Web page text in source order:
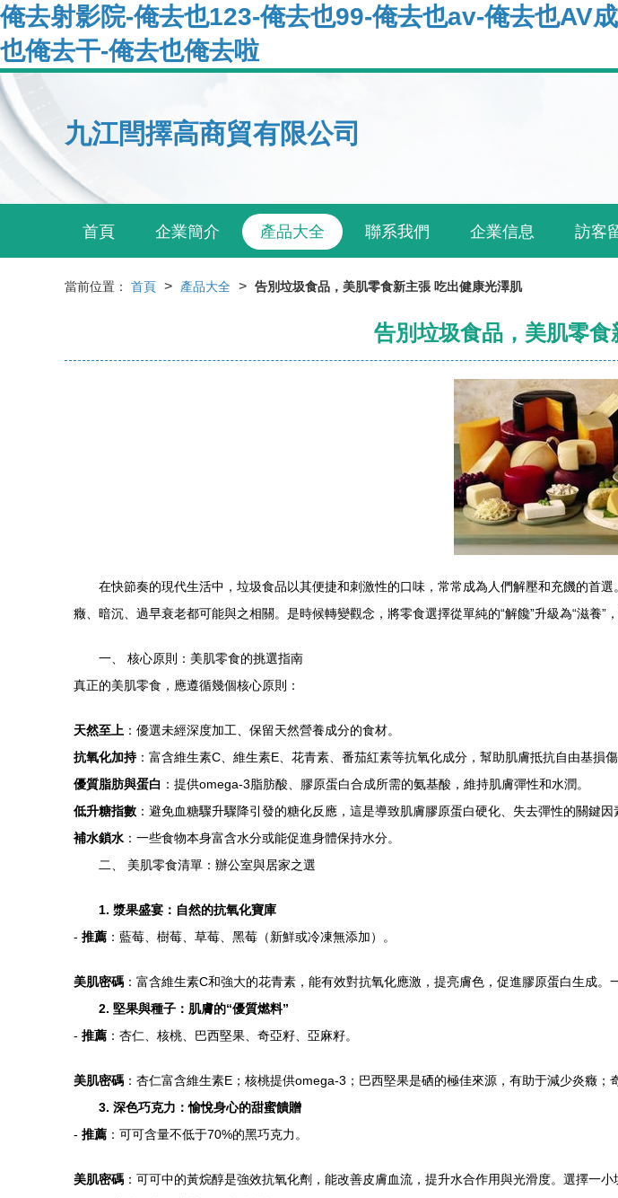
俺去射影院-俺去也123-俺去也99-俺去也av-俺去也AV
也俺去干-俺去也俺去啦
九江閆擇高商貿有限公司
首頁 企業簡介 產品大全 聯系我們 企業信息 訪客
當前位置： 首頁 > 產品大全 > 告別垃圾食品，美肌零食新主張 吃出健康光澤肌
告別垃圾食品，美肌零
在快節奏的現代生活中，垃圾食品以其便捷和刺激性的口味，常常成為人們解壓和充饑的
癥、暗沉、過早衰老都可能與之相關。是時候轉變觀念，將零食選擇從單純的“解饞”升級為“滋養
一、 核心原則：美肌零食的挑選指南
真正的美肌零食，應遵循幾個核心原則：
天然至上 ：優選未經深度加工、保留天然營養成分的食材。
抗氧化加持：富含維生素C、維生素E、花青素、番茄紅素等抗氧化成分，幫助肌膚抵抗自由基損傷
優質脂肪與蛋白 ：提供omega-3脂肪酸、膠原蛋白合成所需的氨基酸，維持肌膚彈性和水潤。
低升糖指數 ：避免血糖驟升驟降引發的糖化反應，這是導致肌膚膠原蛋白硬化、失去彈性的關鍵因
補水鎖水 ：一些食物本身富含水分或能促進身體保持水分。
二、 美肌零食清單：辦公室與居家之選
1. 漿果盛宴：自然的抗氧化寶庫
- 推薦 ：藍莓、樹莓、草莓、黑莓（新鮮或冷凍無添加）。
美肌密碼 ：富含維生素C和強大的花青素，能有效對抗氧化應激，提亮膚色，促進膠原蛋白生成。
2. 堅果與種子：肌膚的“優質燃料”
- 推薦 ：杏仁、核桃、巴西堅果、奇亞籽、亞麻籽。
美肌密碼 ：杏仁富含維生素E；核桃提供omega-3；巴西堅果是硒的極佳來源，有助于減少炎癥
3. 深色巧克力：愉悅身心的甜蜜饋贈
- 推薦 ：可可含量不低于70%的黑巧克力。
美肌密碼 ：可可中的黃烷醇是強效抗氧化劑，能改善皮膚血流，提升水合作用與光滑度。選擇一